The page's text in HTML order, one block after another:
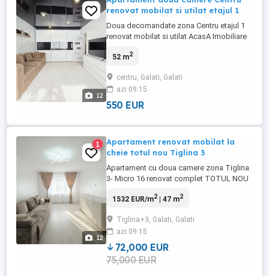
12
renovat mobilat si utilat etajul 1
Doua decomandate zona Centru etajul 1
renovat mobilat si utilat AcasA Imobiliare
apartament format din doua camere si
Balcescu. Spatios, decomandat, varianta
cu balcon pe sufragerie; geam la grupul
sanitar. Renovat, ...
52 m2
centru, Galati, Galati
azi 09:15
550 EUR
12
1
Apartament renovat mobilat la
cheie totul nou Tiglina 3
Apartament cu doua camere zona Tiglina
3- Micro 16 renovat complet TOTUL NOU
mobilarii si sa te muti IMEDIAT ?!? Va
complet renovat format din doua camere
si dependinte situat in zona Tiglina 3-
Micro 16. Renovat complet ...
1532 EUR/m2| 47 m2
Tiglina+3, Galati, Galati
azi 09:15
72,000 EUR
75,000 EUR